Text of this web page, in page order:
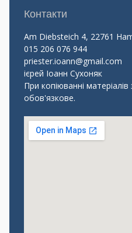
Контакти
Am Diebsteich 4, 22761
015 206 076 944
priester.ioann@gmail.com
ієрей Іоанн Сухоняк
При копіюванні
обов'язкове.